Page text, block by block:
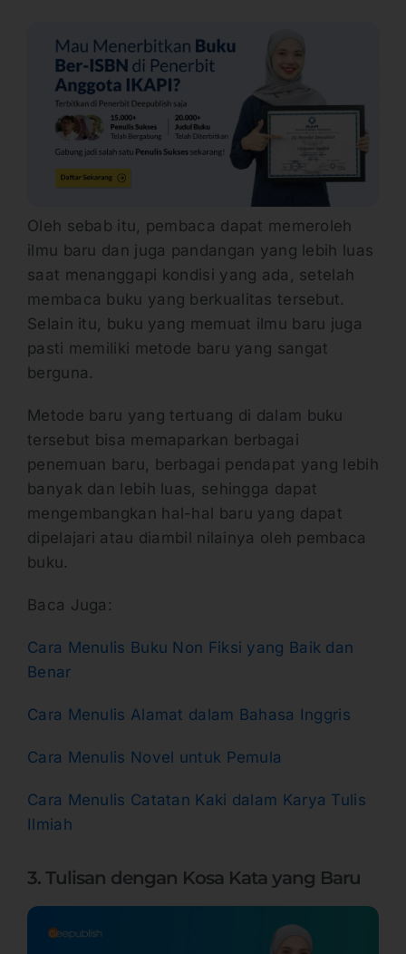
Oleh sebab itu, pembaca dapat memeroleh
ilmu baru dan juga pandangan yang lebih luas
saat menanggapi kondisi yang ada, setelah
membaca buku yang berkualitas tersebut.
Selain itu, buku yang memuat ilmu baru juga
pasti memiliki metode baru yang sangat
berguna.
Metode baru yang tertuang di dalam buku
tersebut bisa memaparkan berbagai
penemuan baru, berbagai pendapat yang lebih
banyak dan lebih luas, sehingga dapat
mengembangkan hal-hal baru yang dapat
dipelajari atau diambil nilainya oleh pembaca
buku.
Baca Juga:
Cara Menulis Buku Non Fiksi yang Baik dan
Benar
Cara Menulis Alamat dalam Bahasa Inggris
Cara Menulis Novel untuk Pemula
Cara Menulis Catatan Kaki dalam Karya Tulis
Ilmiah
3. Tulisan dengan Kosa Kata yang Baru